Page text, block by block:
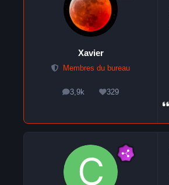
Xavier
Membres du bureau
3,9k
messages329
Réputation